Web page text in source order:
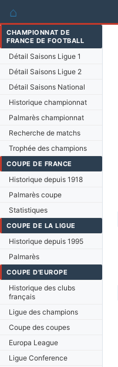
⌂
CHAMPIONNAT DE
FRANCE DE FOOTBALL
Détail Saisons Ligue 1
Détail Saisons Ligue 2
Détail Saisons National
Historique championnat
Palmarès championnat
Recherche de matchs
Trophée des champions
COUPE DE FRANCE
Historique depuis 1918
Palmarès coupe
Statistiques
COUPE DE LA LIGUE
Historique depuis 1995
Palmarès
COUPE D'EUROPE
Historique des clubs
français
Ligue des champions
Coupe des coupes
Europa League
Ligue Conference